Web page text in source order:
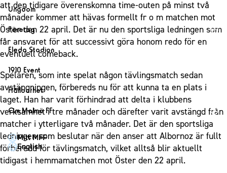
Mitt MFF
Biljetter till bortamatcher
Biljettvillkor
Spelare
Ledarstab
Damlaget
Spelare
Ledarstab
Medlemskap i Malmö FF
Årsmöte 2026
Ungdom
MFF Ungdom
Sommarfotboll
Skånecupen
Fotbollsskolan
Fotbollsnätverket
P19
F19
P17
F17
Företag
Bli företagspartner
Klubbstolar
Partner dam
Eleda Stadion
Eleda Stadion
Erics Bar & Restaurang
Matchdag på Eleda Stadion
MFF-museet & rundvandringar
1910 Event
1910 Event
Fest & Event
Konferens
Möte
Mässa
Sommarfest
Hållbarhet
Hållbarhet
Himmelsblå framtid – en match för miljön
MFF i samhället
Laget för alla
Om Malmö FF
Om Malmö FF
Kontakt
Press och media
Mitt MFF
English
att den tidigare överenskomna time-outen på minst två
månader kommer att hävas formellt fr o m matchen mot
Öster den 22 april. Det är nu den sportsliga ledningen som
får ansvaret för att successivt göra honom redo för en
eventuell comeback.
Spelaren, som inte spelat någon tävlingsmatch sedan
avstängningen, förbereds nu för att kunna ta en plats i
laget. Han har varit förhindrad att delta i klubbens
verksamhet i tre månader och därefter varit avstängd från
matcher i ytterligare två månader. Det är den sportsliga
ledningen som beslutar när den anser att Albornoz är fullt
förberedd för tävlingsmatch, vilket alltså blir aktuellt
tidigast i hemmamatchen mot Öster den 22 april.